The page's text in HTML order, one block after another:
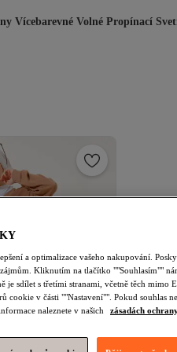
Vícebarevné Volné Propínací
a optimalizace vašeho nakupování.
Kliknutím na tlačítko ""Souhlasím""
je sdílet s třetími stranami, včetně těch mimo
cookie v části ""Nastavení"". Pokud souhlas
naleznete v našich
zásadách